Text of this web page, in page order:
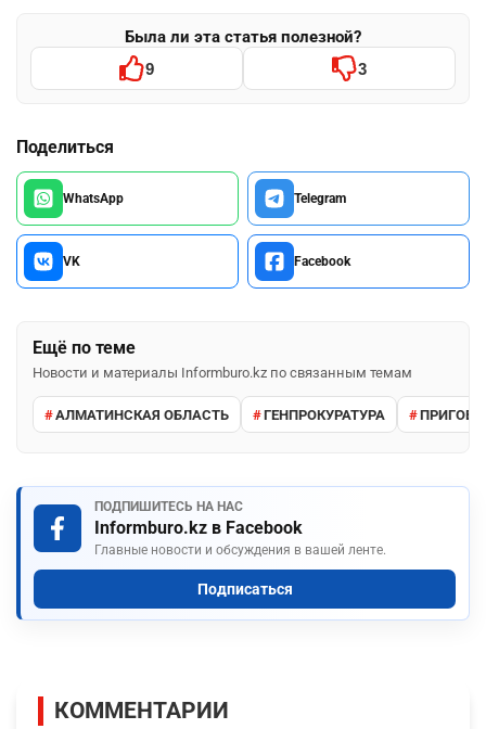
Была ли эта статья полезной?
9 3
Поделиться
WhatsApp Telegram
VK Facebook
Ещё по теме
Новости и материалы Informburo.kz по связанным темам
АЛМАТИНСКАЯ ОБЛАСТЬ ГЕНПРОКУРАТУРА
ПОДПИШИТЕСЬ НА НАС
Informburo.kz в Facebook
Главные новости и обсуждения в вашей ленте.
Подписаться
КОММЕНТАРИИ